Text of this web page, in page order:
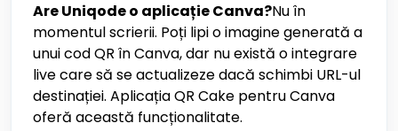
Are Uniqode o aplicație Canva?Nu în
momentul scrierii. Poți lipi o imagine generată a
unui cod QR în Canva, dar nu există o integrare
live care să se actualizeze dacă schimbi URL-ul
destinației. Aplicația QR Cake pentru Canva
oferă această funcționalitate.